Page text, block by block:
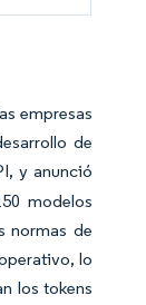
empresas
de
y anunció
modelos
normas de
lo
los tokens